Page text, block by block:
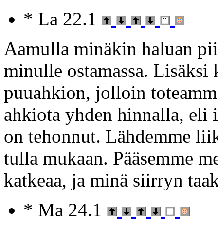
* La 22.1
Aamulla minäkin haluan
minulle ostamassa. Lisäksi
puuahkion, jolloin
ahkiota yhden hinnalla, eli
on tehonnut. Lähdemme
tulla mukaan. Pääsemme
katkeaa, ja minä siirryn
* Ma 24.1